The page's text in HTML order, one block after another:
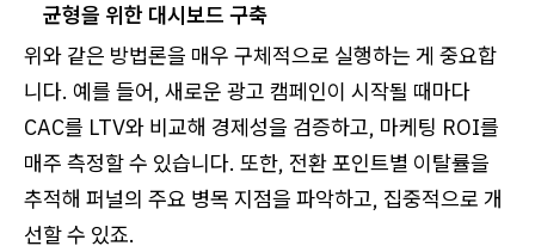
균형을 위한 대시보드 구축
위와 같은 방법론을 매우 구체적으로 실행하는 게 중요합
니다. 예를 들어, 새로운 광고 캠페인이 시작될 때마다
CAC를 LTV와 비교해 경제성을 검증하고, 마케팅 ROI를
매주 측정할 수 있습니다. 또한, 전환 포인트별 이탈률을
추적해 퍼널의 주요 병목 지점을 파악하고, 집중적으로 개
선할 수 있죠.